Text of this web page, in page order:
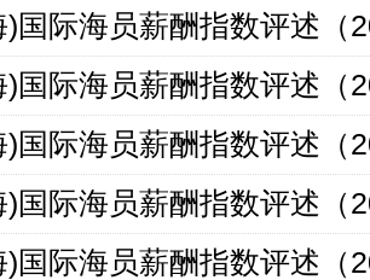
)国际海员薪酬指数评述（
)国际海员薪酬指数评述（
)国际海员薪酬指数评述（
)国际海员薪酬指数评述（
)国际海员薪酬指数评述（